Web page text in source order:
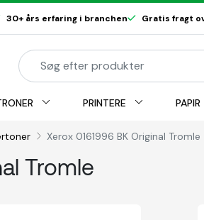
30+ års erfaring i branchen Gratis fragt
PRINTERE PAPIR
Xerox 0161996 BK Original Tromle
Tromle